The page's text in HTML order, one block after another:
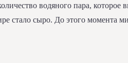
водяного пара, которое
стало сыро. До этого момента